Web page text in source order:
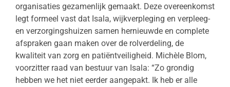
organisaties gezamenlijk gemaakt. Deze overeenkomst
legt formeel vast dat Isala, wijkverpleging en verpleeg-
en verzorgingshuizen samen hernieuwde en complete
afspraken gaan maken over de rolverdeling, de
kwaliteit van zorg en patiëntveiligheid. Michèle Blom,
voorzitter raad van bestuur van Isala: “Zo grondig
hebben we het niet eerder aangepakt. Ik heb er alle